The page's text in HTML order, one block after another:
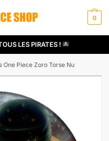
0
LES PIRATES !
One Piece Zoro Torse Nu